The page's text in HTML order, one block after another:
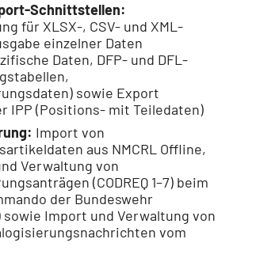
Schnittstellen:
für XLSX-, CSV- und XML-
einzelner Daten
Daten, DFP- und DFL-
sowie Export
IPP (Positions- mit Teiledaten)
Import von
aus NMCRL Offline,
Verwaltung von
(CODREQ 1–7) beim
der Bundeswehr
sowie Import und Verwaltung von
vom